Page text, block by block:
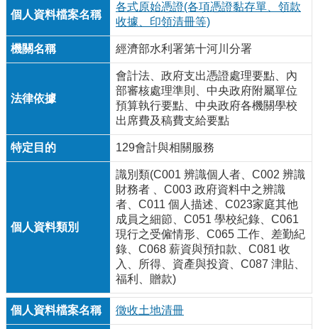
各式原始憑證(各項憑證黏存單、領款
收據、印領清冊等)
經濟部水利署第十河川分署
會計法、政府支出憑證處理要點、內
部審核處理準則、中央政府附屬單位
預算執行要點、中央政府各機關學校
出席費及稿費支給要點
129會計與相關服務
識別類(C001 辨識個人者、C002 辨識
財務者 、C003 政府資料中之辨識
者、C011 個人描述、C023家庭其他
成員之細節、C051 學校紀錄、C061
現行之受僱情形、C065 工作、差勤紀
錄、C068 薪資與預扣款、C081 收
入、所得、資產與投資、C087 津貼、
福利、贈款)
徵收土地清冊